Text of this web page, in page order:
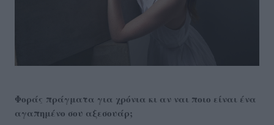
Φοράς πράγματα για χρόνια κι αν ναι ποιο είναι ένα
αγαπημένο σου αξεσουάρ;